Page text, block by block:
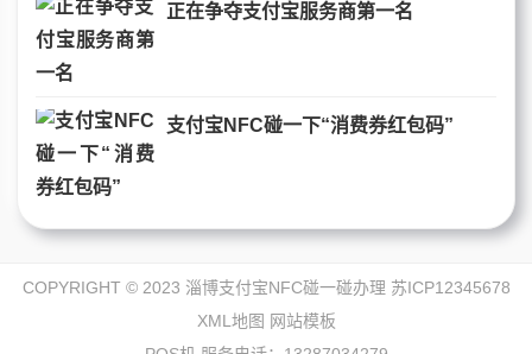
正在争夺支付宝服务商第一名
支付宝NFC碰一下“消费券红包码”
COPYRIGHT © 2023 淄博支付宝NFC碰一碰办理 苏ICP12345678
XML地图 网站模板